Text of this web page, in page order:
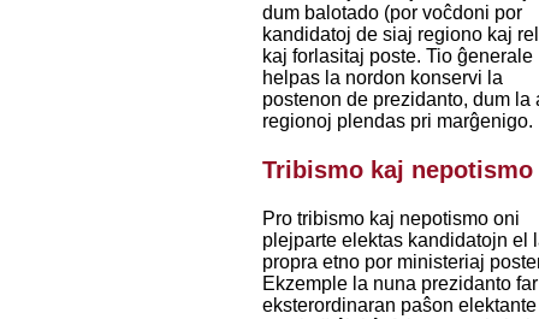
dum balotado (por voĉdoni por
kandidatoj de siaj regiono kaj
kaj forlasitaj poste. Tio ĝenerale
helpas la nordon konservi la
postenon de prezidanto, dum la
regionoj plendas pri marĝenigo.
Tribismo kaj nepotismo
Pro tribismo kaj nepotismo oni
plejparte elektas kandidatojn el
propra etno por ministeriaj
Ekzemple la nuna prezidanto
eksterordinaran paŝon